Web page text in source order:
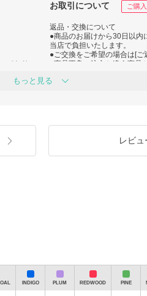
お取引について ご購
ており
】をご選
ござい
返品・交換について
●商品のお届けから30日以内
当店で負担いたします。
●ご交換をご希望の場合は[ご
●商品不良、注文と違う商品
ご連絡ください。
・商品紹介ページで【返品
例:【訳あり商品】【アンダ
点から【腕時計】【受注生
■お届け時と状態が異なる場
に入れず乱雑な状態(畳まれ
■返品先住所
〒370-0535
もっと見る
レビュ
INDIGO PLUM REDWOOD PINE